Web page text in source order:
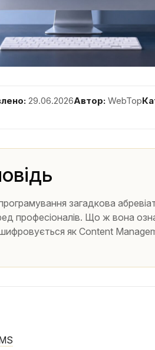
29.06.2026Автор: WebTop
загадкова
професіоналів. Що ж вона
як Content